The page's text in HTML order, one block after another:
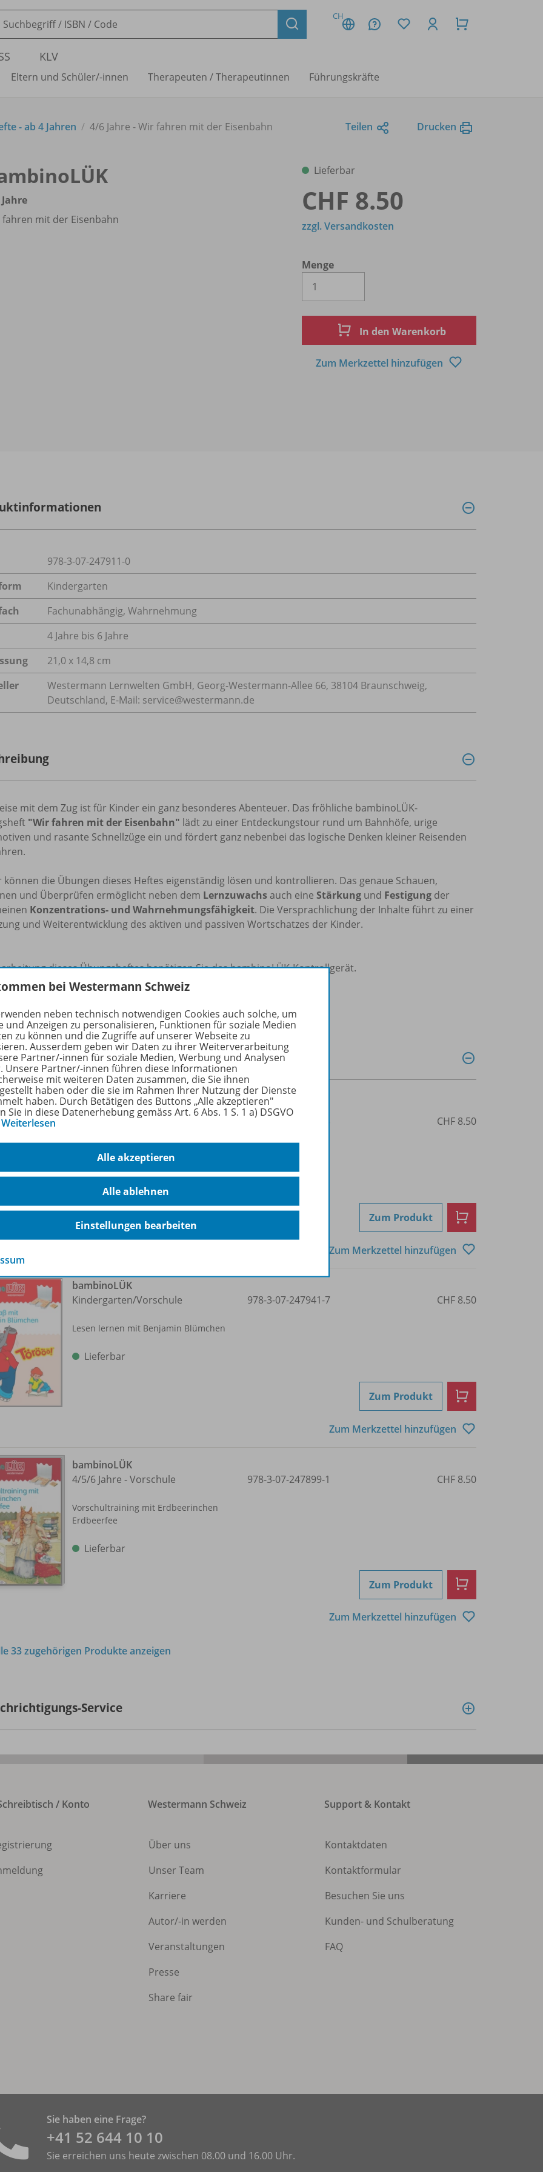
CH
KLV
Eltern und Schüler/-innen Therapeuten /Therapeutinnen Führungskräfte
- ab 4 Jahren 4/6 Jahre - Wir fahren mit der Eisenbahn Teilen Drucken
Jahre
fahren mit der Eisenbahn
Lieferbar
CHF 8.50
Menge
zzgl. Versandkosten
In den Warenkorb
Zum Merkzettel hinzufügen
978-3-07-247911-0
Kindergarten
Fachunabhängig, Wahrnehmung
4 Jahre bis 6 Jahre
21,0 x 14,8 cm
Westermann Lernwelten GmbH, Georg-Westermann-Allee 66, 38104 Braunschweig,
Deutschland, E-Mail: service@westermann.de
mit dem Zug ist für Kinder ein ganz besonderes Abenteuer. Das fröhliche bambinoLÜK-
"Wir fahren mit der Eisenbahn" lädt zu einer Entdeckungstour rund um Bahnhöfe, urige
und rasante Schnellzüge ein und fördert ganz nebenbei das logische Denken kleiner Reisenden
können die Übungen dieses Heftes eigenständig lösen und kontrollieren. Das genaue Schauen,
und Überprüfen ermöglicht neben dem Lernzuwachs auch eine Stärkung und Festigung der
Konzentrations- und Wahrnehmungsfähigkeit. Die Versprachlichung der Inhalte führt zu einer
und Weiterentwicklung des aktiven und passiven Wortschatzes der Kinder.
dieses Übungsheftes benötigen Sie das bambinoLÜK-Kontrollgerät.
Produkte
bambinoLÜK
6 Jahre - Vorschule
Lieferbar
978-3-07-247932-5 CHF 8.50
Zum Produkt
Zum Merkzettel hinzufügen
bambinoLÜK
Kindergarten/Vorschule
Lesen lernen mit Benjamin Blümchen
Lieferbar
978-3-07-247941-7 CHF 8.50
Zum Produkt
Zum Merkzettel hinzufügen
bambinoLÜK
4/5/6 Jahre - Vorschule
Vorschultraining mit Erdbeerinchen
Erdbeerfee
Lieferbar
978-3-07-247899-1 CHF 8.50
Zum Produkt
Zum Merkzettel hinzufügen
33 zugehörigen Produkte anzeigen
Service
/ Konto Westermann Schweiz
Über uns
Unser Team
Karriere
Autor/-in werden
Veranstaltungen
Presse
Share fair
Support & Kontakt
Kontaktdaten
Kontaktformular
Besuchen Sie uns
Kunden- und Schulberatung
FAQ
Sie haben eine Frage?
+41 52 644 10 10
Sie erreichen uns heute zwischen 08.00 und 16.00 Uhr.
bei Westermann Schweiz
neben technisch notwendigen Cookies auch solche, um
und Anzeigen zu personalisieren, Funktionen für soziale Medien
zu können und die Zugriffe auf unserer Webseite zu
Ausserdem geben wir Daten zu ihrer Weiterverarbeitung
Partner/-innen für soziale Medien, Werbung und Analysen
Unsere Partner/-innen führen diese Informationen
mit weiteren Daten zusammen, die Sie ihnen
haben oder die sie im Rahmen Ihrer Nutzung der Dienste
haben. Durch Betätigen des Buttons „Alle akzeptieren"
Sie in diese Datenerhebung gemäss Art. 6 Abs. 1 S. 1 a) DSGVO
Weiterlesen
Alle akzeptieren
Alle ablehnen
Einstellungen bearbeiten